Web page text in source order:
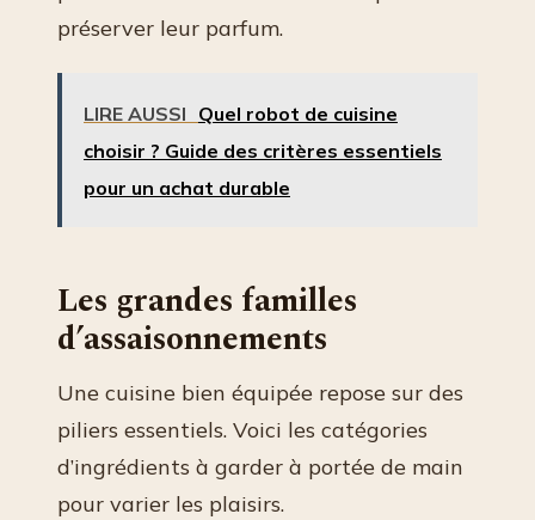
préserver leur parfum.
LIRE AUSSI Quel robot de cuisine
choisir ? Guide des critères essentiels
pour un achat durable
Les grandes familles
d’assaisonnements
Une cuisine bien équipée repose sur des
piliers essentiels. Voici les catégories
d’ingrédients à garder à portée de main
pour varier les plaisirs.